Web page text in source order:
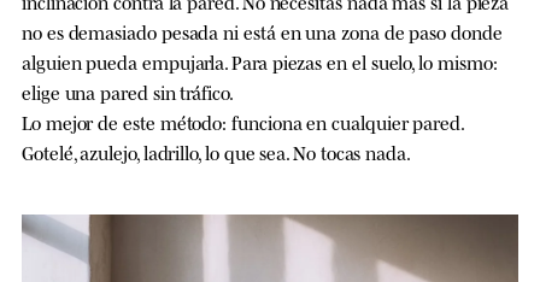
no es demasiado pesada ni está en una zona de paso donde
alguien pueda empujarla. Para piezas en el suelo, lo mismo:
elige una pared sin tráfico.
Lo mejor de este método: funciona en cualquier pared.
Gotelé, azulejo, ladrillo, lo que sea. No tocas nada.